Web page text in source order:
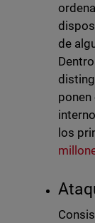
de
ponen
los